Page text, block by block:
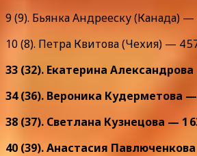
9 (9). Бьянка Андрееску (Канада) —
10 (8). Петра Квитова (Чехия) — 4
33 (32). Екатерина Александрова
34 (36). Вероника Кудерметова
38 (37). Светлана Кузнецова — 1
40 (39). Анастасия